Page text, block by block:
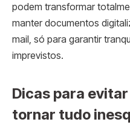
podem transformar
manter documentos
mail, só para garantir
imprevistos.
Dicas para
tornar tudo